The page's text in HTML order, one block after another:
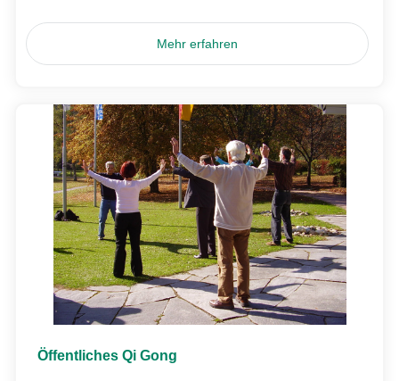
Mehr erfahren
Öffentliches Qi Gong